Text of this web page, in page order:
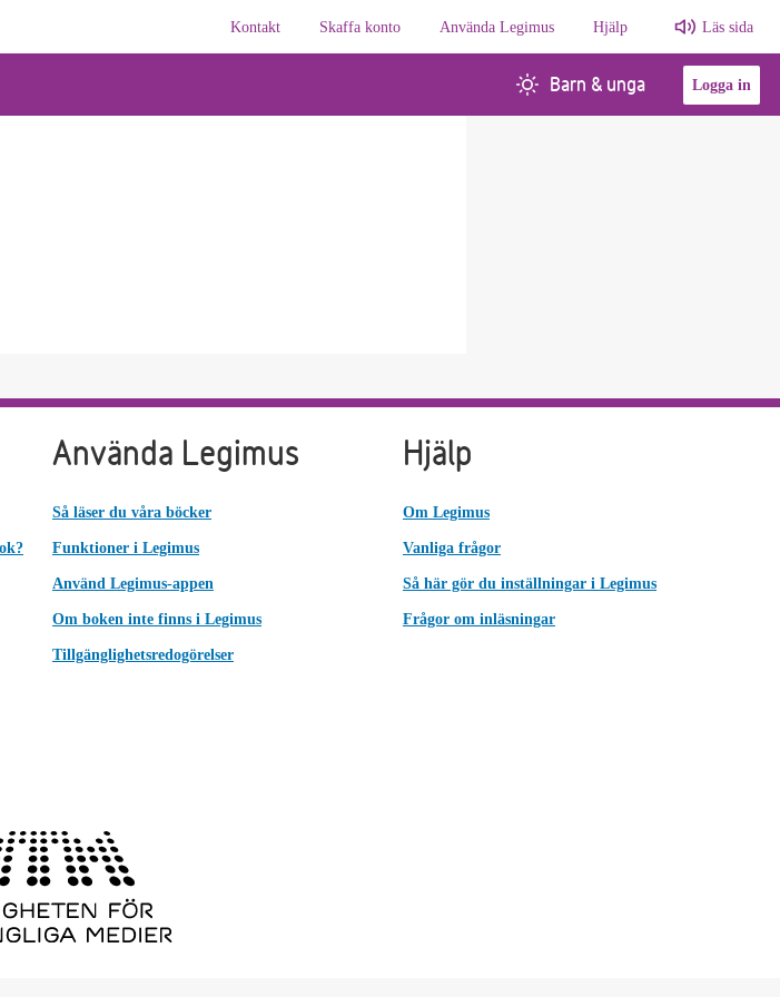
Kontakt
Skaffa konto Använda Legimus Hjälp Läs sida
Barn & unga Logga in
Använda Legimus
Så läser du våra böcker
Funktioner i Legimus
Använd Legimus-appen
Om boken inte finns i Legimus
Tillgänglighetsredogörelser
Hjälp
Om Legimus
Vanliga frågor
Så här gör du inställningar i Legimus
Frågor om inläsningar